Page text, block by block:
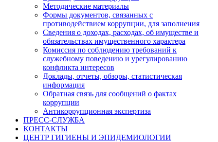
Методические материалы
Формы документов, связанных с
противодействием коррупции, для заполнения
Сведения о доходах, расходах, об имуществе и
обязательствах имущественного характера
Комиссия по соблюдению требований к
служебному поведению и урегулированию
конфликта интересов
Доклады, отчеты, обзоры, статистическая
информация
Обратная связь для сообщений о фактах
коррупции
Антикоррупционная экспертиза
ПРЕСС-СЛУЖБА
КОНТАКТЫ
ЦЕНТР ГИГИЕНЫ И ЭПИДЕМИОЛОГИИ